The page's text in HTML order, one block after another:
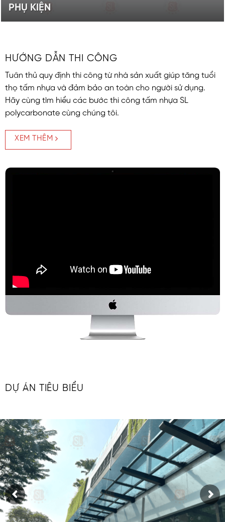
PHỤ KIỆN
HƯỚNG DẪN THI CÔNG
Tuân thủ quy định thi công từ nhà sản xuất giúp tăng tuổi
thọ tấm nhựa và đảm bảo an toàn cho người sử dụng.
Hãy cùng tìm hiểu các bước thi công tấm nhựa SL
polycarbonate cùng chúng tôi.
XEM THÊM
DỰ ÁN TIÊU BIỂU